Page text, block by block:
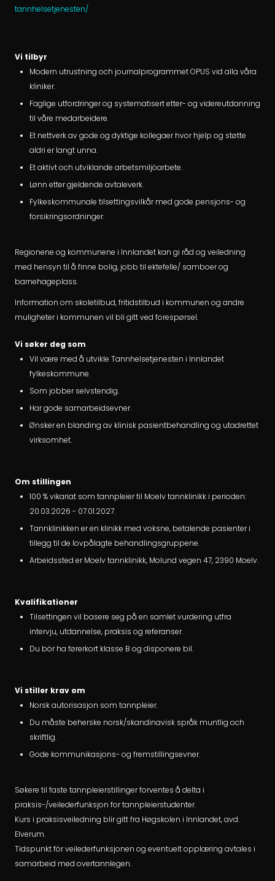
tannhelsetjenesten/
Vi tilbyr
Modern utrustning och journalprogrammet OPUS vid alla våra
kliniker.
Faglige utfordringer og systematisert etter- og videreutdanning
til våre medarbeidere.
Et nettverk av gode og dyktige kollegaer hvor hjelp og støtte
aldri er langt unna.
Et aktivt och utviklande arbetsmiljöarbete.
Lønn etter gjeldende avtaleverk.
Fylkeskommunale tilsettingsvilkår med gode pensjons- og
forsikringsordninger.
Regionene og kommunene i Innlandet kan gi råd og veiledning
med hensyn til å finne bolig, jobb til ektefelle/ samboer og
barnehageplass.
Information om skoletilbud, fritidstilbud i kommunen og andre
muligheter i kommunen vil bli gitt ved forespørsel.
Vi søker deg som
Vil være med å utvikle Tannhelsetjenesten i Innlandet
fylkeskommune.
Som jobber selvstendig.
Har gode samarbeidsevner.
Ønsker en blanding av klinisk pasientbehandling og utadrettet
virksomhet.
Om stillingen
100 % vikariat som tannpleier til Moelv tannklinikk i perioden:
20.03.2026 - 07.01.2027.
Tannklinikken er en klinikk med voksne, betalende pasienter i
tillegg til de lovpålagte behandlingsgruppene.
Arbeidssted er Moelv tannklinikk, Molund vegen 47, 2390 Moelv.
Kvalifikationer
Tilsettingen vil basere seg på en samlet vurdering utfra
intervju, utdannelse, praksis og referanser.
Du bör ha førerkort klasse B og disponere bil.
Vi stiller krav om
Norsk autorisasjon som tannpleier.
Du måste beherske norsk/skandinavisk språk muntlig och
skriftlig.
Gode kommunikasjons- og fremstillingsevner.
Søkere til faste tannpleierstillinger forventes å delta i
praksis-/veilederfunksjon for tannpleierstudenter.
Kurs i praksisveiledning blir gitt fra Høgskolen i Innlandet, avd.
Elverum.
Tidspunkt för veilederfunksjonen og eventuelt opplæring avtales i
samarbeid med overtannlegen.